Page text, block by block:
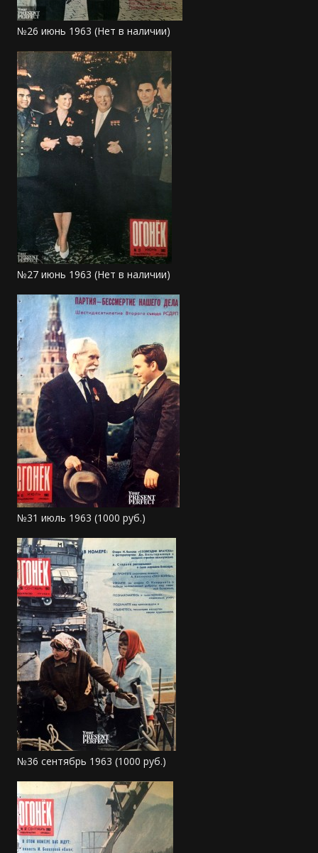
№26 июнь 1963 (Нет в наличии)
№27 июнь 1963 (Нет в наличии)
№31 июль 1963 (1000 руб.)
№36 сентябрь 1963 (1000 руб.)